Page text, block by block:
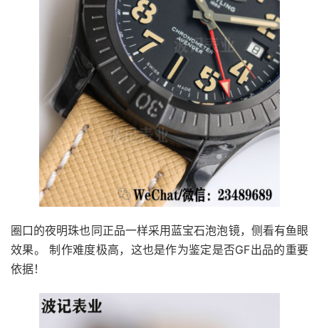
圈口的夜明珠也同正品一样采用蓝宝石泡泡镜，侧看有鱼眼
效果。 制作难度极高，这也是作为鉴定是否GF出品的重要
依据！